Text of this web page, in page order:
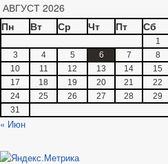
АВГУСТ 2026
Пн
Вт Ср Чт Пт Сб
1
3
4 5 6 7 8
10
11 12 13 14 15
17
18 19 20 21 22
24
25 26 27 28 29
31
« Июн